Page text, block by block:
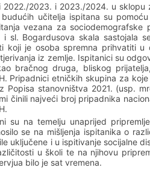
2023. i 2023./2024. u sklopu
učitelja ispitana su
vezana za
sl. Bogardusova skala sastojala
koji je osoba spremna prihvatiti u
iz zemlje. Ispitanici su
bračnog druga, bliskog
Pripadnici etničkih skupina za
stanovništva 2021. (usp.
činili najveći broj pripadnika
su na temelju unaprijed
se na mišljenja ispitanika o
uključene i u ispitivanje socijalne
u školi te na njihovu
bilo je sat vremena.